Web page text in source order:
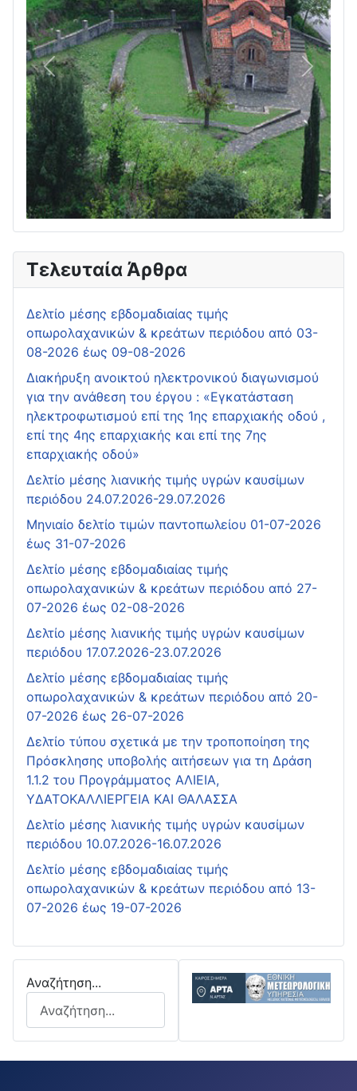
Πίσω
Τελευταία Άρθρα
Δελτίο μέσης εβδομαδιαίας τιμής
οπωρολαχανικών & κρεάτων περιόδου από 03-
08-2026 έως 09-08-2026
Διακήρυξη ανοικτού ηλεκτρονικού διαγωνισμού
για την ανάθεση του έργου : «Εγκατάσταση
ηλεκτροφωτισμού επί της 1ης επαρχιακής οδού ,
επί της 4ης επαρχιακής και επί της 7ης
επαρχιακής οδού»
Δελτίο μέσης λιανικής τιμής υγρών καυσίμων
περιόδου 24.07.2026-29.07.2026
Μηνιαίο δελτίο τιμών παντοπωλείου 01-07-2026
έως 31-07-2026
Δελτίο μέσης εβδομαδιαίας τιμής
οπωρολαχανικών & κρεάτων περιόδου από 27-
07-2026 έως 02-08-2026
Δελτίο μέσης λιανικής τιμής υγρών καυσίμων
περιόδου 17.07.2026-23.07.2026
Δελτίο μέσης εβδομαδιαίας τιμής
οπωρολαχανικών & κρεάτων περιόδου από 20-
07-2026 έως 26-07-2026
Δελτίο τύπου σχετικά με την τροποποίηση της
Πρόσκλησης υποβολής αιτήσεων για τη Δράση
1.1.2 του Προγράμματος ΑΛΙΕΙΑ,
ΥΔΑΤΟΚΑΛΛΙΕΡΓΕΙΑ ΚΑΙ ΘΑΛΑΣΣΑ
Δελτίο μέσης λιανικής τιμής υγρών καυσίμων
περιόδου 10.07.2026-16.07.2026
Δελτίο μέσης εβδομαδιαίας τιμής
οπωρολαχανικών & κρεάτων περιόδου από 13-
07-2026 έως 19-07-2026
Αναζήτηση...